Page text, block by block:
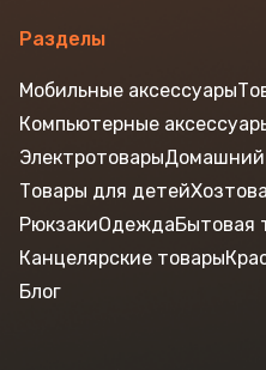
Разделы
Мобильные аксессуары
Компьютерные
ЭлектротоварыДомашний
Товары для детей
РюкзакиОдеждаБытовая
Канцелярские товары
Блог